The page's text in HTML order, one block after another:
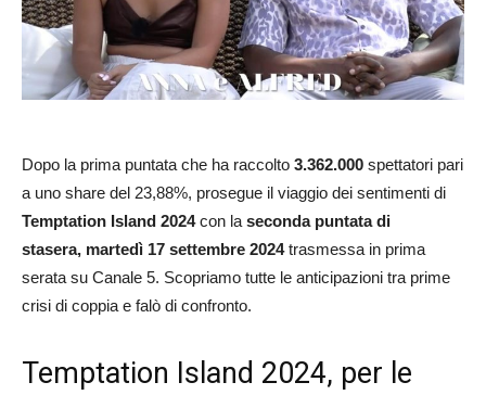
Dopo la prima puntata che ha raccolto 3.362.000 spettatori pari
a uno share del 23,88%, prosegue il viaggio dei sentimenti di
Temptation Island 2024con la seconda puntata di
stasera, martedì 17 settembre 2024trasmessa in prima
serata su Canale 5. Scopriamo tutte le anticipazioni tra prime
crisi di coppia e falò di confronto.
Temptation Island 2024, per le